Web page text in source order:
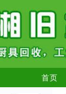
首页